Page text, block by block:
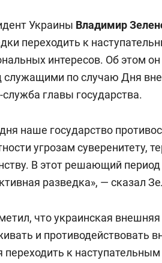
Украины Владимир
переходить к
интересов. Об этом
служащими по случаю Дня
служба главы государства.
наше государство
угрозам суверенитету,
В этот решающий
разведка», — сказал
что украинская
и противодействовать
переходить к
жилого
Рекомендуем
ID вместо